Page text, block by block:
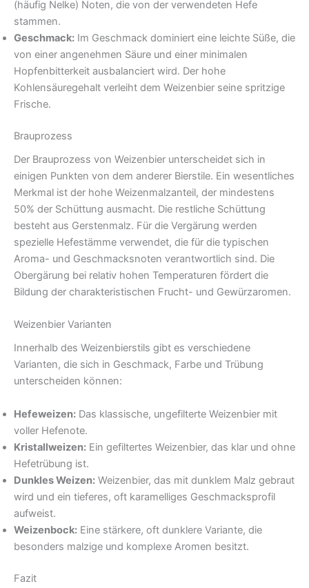
(häufig Nelke) Noten, die von der verwendeten Hefe
stammen.
Geschmack: Im Geschmack dominiert eine leichte Süße, die
von einer angenehmen Säure und einer minimalen
Hopfenbitterkeit ausbalanciert wird. Der hohe
Kohlensäuregehalt verleiht dem Weizenbier seine spritzige
Frische.
Brauprozess
Der Brauprozess von Weizenbier unterscheidet sich in
einigen Punkten von dem anderer Bierstile. Ein wesentliches
Merkmal ist der hohe Weizenmalzanteil, der mindestens
50% der Schüttung ausmacht. Die restliche Schüttung
besteht aus Gerstenmalz. Für die Vergärung werden
spezielle Hefestämme verwendet, die für die typischen
Aroma- und Geschmacksnoten verantwortlich sind. Die
Obergärung bei relativ hohen Temperaturen fördert die
Bildung der charakteristischen Frucht- und Gewürzaromen.
Weizenbier Varianten
Innerhalb des Weizenbierstils gibt es verschiedene
Varianten, die sich in Geschmack, Farbe und Trübung
unterscheiden können:
Hefeweizen: Das klassische, ungefilterte Weizenbier mit
voller Hefenote.
Kristallweizen: Ein gefiltertes Weizenbier, das klar und ohne
Hefetrübung ist.
Dunkles Weizen: Weizenbier, das mit dunklem Malz gebraut
wird und ein tieferes, oft karamelliges Geschmacksprofil
aufweist.
Weizenbock: Eine stärkere, oft dunklere Variante, die
besonders malzige und komplexe Aromen besitzt.
Fazit